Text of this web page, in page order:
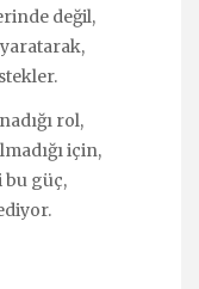
değil,
rol,
için,
bu güç,